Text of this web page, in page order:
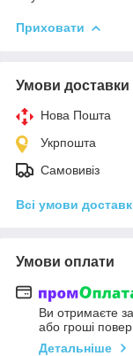
Приховати
Умови доставки
Нова Пошта
Укрпошта
Самовивіз
Всі умови
Умови оплати
Ви отримаєте
або гроші
Детальніше